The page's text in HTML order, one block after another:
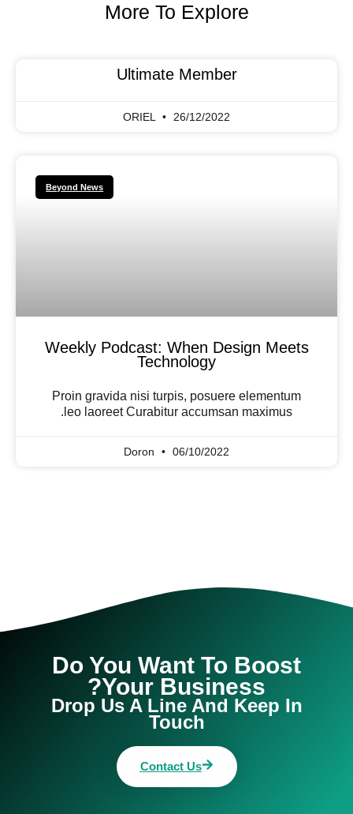
More To Explore
Ultimate Member
ORIEL 26/12/2022
Beyond News
Weekly Podcast: When Design Meets
Technology
Proin gravida nisi turpis, posuere elementum
leo laoreet Curabitur accumsan maximus.
Doron 06/10/2022
Do You Want To Boost
Your Business?
Drop Us A Line And Keep In
Touch
Contact Us